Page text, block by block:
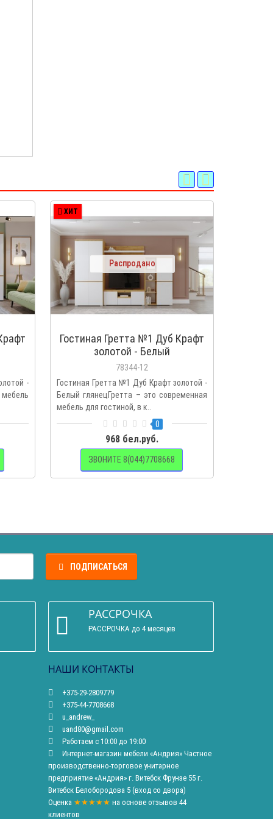
-
ХИТ
Распродано
Гостиная Гретта №1 Дуб Крафт
золотой - Белый
78344-12
Гостиная Гретта №1 Дуб Крафт золотой -
Белый глянецГретта – это современная
мебель для гостиной, в к..
0
968 бел.руб.
ЗВОНИТЕ 8(044)7708668
ПОДПИСАТЬСЯ
РАССРОЧКА
РАССРОЧКА до 4 месяцев
НАШИ КОНТАКТЫ
+375-29-2809779
+375-44-7708668
u_andrew_
uand80@gmail.com
Работаем с 10:00 до 19:00
Интернет-магазин мебели «Андрия» Частное
производственно-торговое унитарное
предприятие «Андрия» г. Витебск Фрунзе 55 г.
Витебск Белобородова 5 (вход со двора)
Оценка ★★★★★ на основе отзывов 44
клиентов